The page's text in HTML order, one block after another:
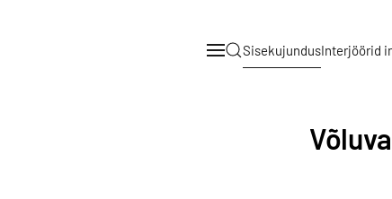
SisekujundusInterjöörid